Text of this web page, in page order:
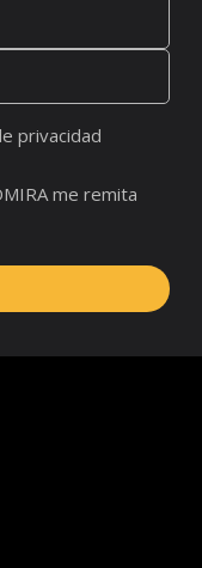
privacidad
me remita